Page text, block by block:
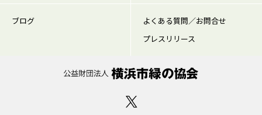
ブログ
よくある質問／お問合せ
プレスリリース